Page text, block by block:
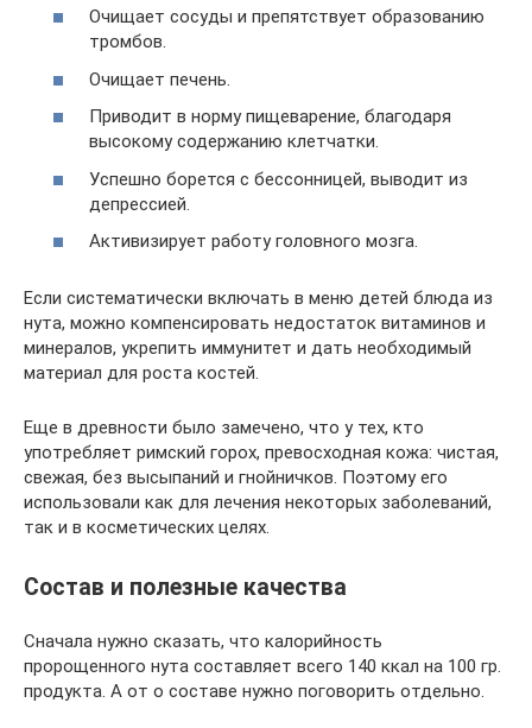
Очищает сосуды и препятствует образованию
тромбов.
Очищает печень.
Приводит в норму пищеварение, благодаря
высокому содержанию клетчатки.
Успешно борется с бессонницей, выводит из
депрессией.
Активизирует работу головного мозга.
Если систематически включать в меню детей блюда из
нута, можно компенсировать недостаток витаминов и
минералов, укрепить иммунитет и дать необходимый
материал для роста костей.
Еще в древности было замечено, что у тех, кто
употребляет римский горох, превосходная кожа: чистая,
свежая, без высыпаний и гнойничков. Поэтому его
использовали как для лечения некоторых заболеваний,
так и в косметических целях.
Состав и полезные качества
Сначала нужно сказать, что калорийность
пророщенного нута составляет всего 140 ккал на 100 гр.
продукта. А от о составе нужно поговорить отдельно.